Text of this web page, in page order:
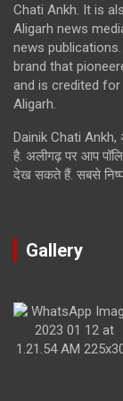
Chati Ankh. It is
Aligarh news
news
brand that
and is credited
Aligarh.
Dainik Chati Ankh,
है. अलीगढ़ पर आप
देख सकते हैं. सबसे
Gallery